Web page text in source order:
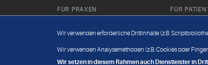
FÜR PRAXEN FÜR
Wir verwenden erforderliche Drittinhalte (z.B.
Wir verwenden Analysemethoden (z.B. Cookies oder
Wir setzen in diesem Rahmen auch Dienstleister in